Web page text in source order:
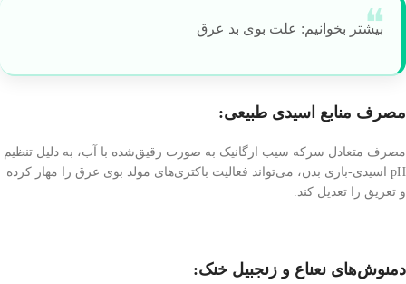
بیشتر بخوانیم: علت بوی بد عرق
مصرف منابع اسیدی طبیعی:
مصرف متعادل سرکه سیب ارگانیک به صورت رقیق‌شده با آب، به دلیل تنظیم
pH اسیدی-بازی بدن، می‌تواند فعالیت باکتری‌های مولد بوی عرق را مهار کرده
و تعریق را تعدیل کند.
دمنوش‌های نعناع و زنجبیل خنک: